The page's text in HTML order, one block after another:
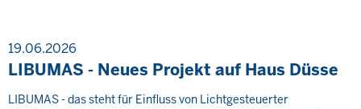
19.06.2026
LIBUMAS - Neues Projekt auf Haus Düsse
LIBUMAS - das steht für Einfluss von Lichtgesteuerter